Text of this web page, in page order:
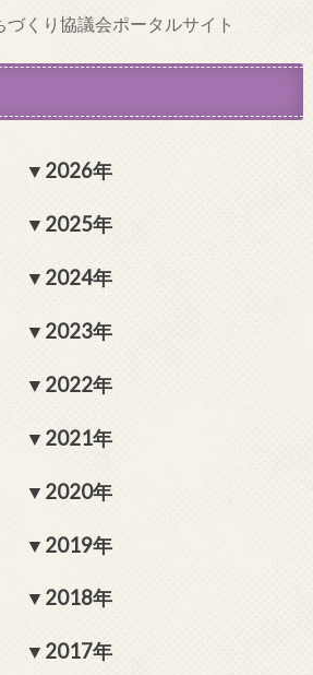
くり協議会ポータルサイト
2026年
2025年
2024年
2023年
2022年
2021年
2020年
2019年
2018年
2017年